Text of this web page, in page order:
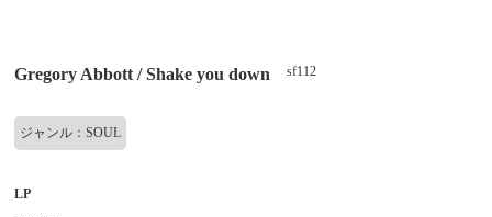
Gregory Abbott / Shake you down sf112
ジャンル：SOUL
LP